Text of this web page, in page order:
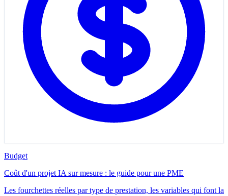
Budget
Coût d'un projet IA sur mesure : le guide pour une PME
Les fourchettes réelles par type de prestation, les variables qui font la